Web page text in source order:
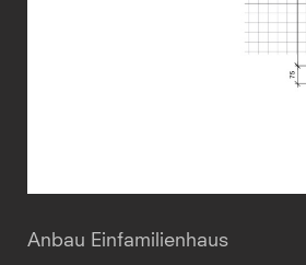
Anbau Einfamilienhaus